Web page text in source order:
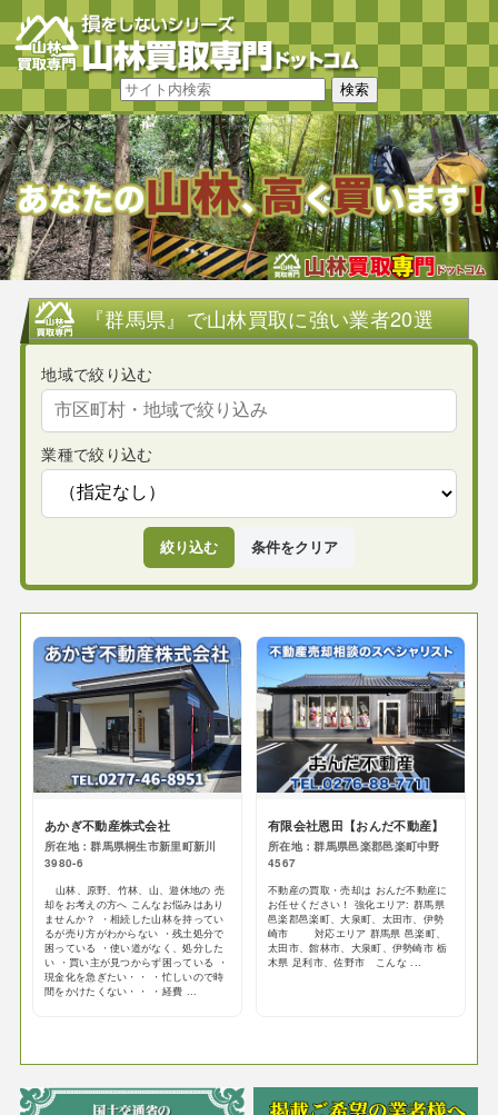
『群馬県』で山林買取に強い業者20選
地域で絞り込む
業種で絞り込む
絞り込む 条件をクリア
あかぎ不動産株式会社
所在地：群馬県桐生市新里町新川
3980-6
山林、原野、竹林、山、遊休地の 売
却をお考えの方へ こんなお悩みはあり
ませんか？ ・相続した山林を持ってい
るが売り方がわからない ・残土処分で
困っている ・使い道がなく、処分した
い ・買い主が見つからず困っている ・
現金化を急ぎたい・・ ・忙しいので時
間をかけたくない・・ ・経費 ...
有限会社恩田【おんだ不動産】
所在地：群馬県邑楽郡邑楽町中野
4567
不動産の買取・売却は おんだ不動産に
お任せください！ 強化エリア: 群馬県
邑楽郡邑楽町、大泉町、太田市、伊勢
崎市 対応エリア 群馬県 邑楽町、
太田市、館林市、大泉町、伊勢崎市 栃
木県 足利市、佐野市 こんな ...